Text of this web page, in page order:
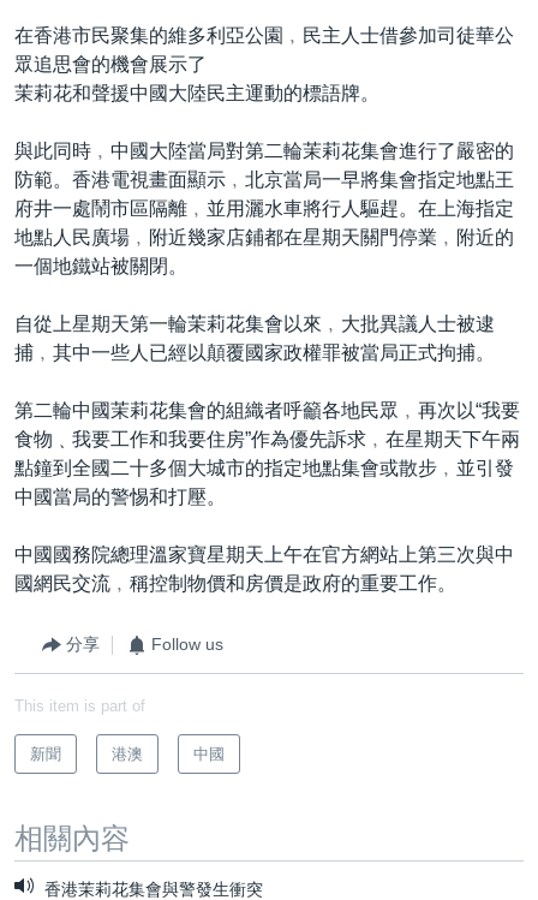
在香港市民聚集的維多利亞公園﹐民主人士借參加司徒華公
眾追思會的機會展示了
茉莉花和聲援中國大陸民主運動的標語牌。
與此同時﹐中國大陸當局對第二輪茉莉花集會進行了嚴密的
防範。香港電視畫面顯示﹐北京當局一早將集會指定地點王
府井一處鬧市區隔離﹐並用灑水車將行人驅趕。在上海指定
地點人民廣場﹐附近幾家店鋪都在星期天關門停業﹐附近的
一個地鐵站被關閉。
自從上星期天第一輪茉莉花集會以來﹐大批異議人士被逮
捕﹐其中一些人已經以顛覆國家政權罪被當局正式拘捕。
第二輪中國茉莉花集會的組織者呼籲各地民眾﹐再次以“我要
食物﹑我要工作和我要住房”作為優先訴求﹐在星期天下午兩
點鐘到全國二十多個大城市的指定地點集會或散步﹐並引發
中國當局的警惕和打壓。
中國國務院總理溫家寶星期天上午在官方網站上第三次與中
國網民交流﹐稱控制物價和房價是政府的重要工作。
分享 Follow us
This item is part of
新聞 港澳 中國
相關內容
香港茉莉花集會與警發生衝突